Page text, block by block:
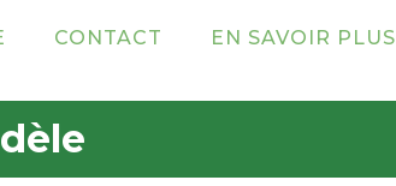
CONTACT EN SAVOIR PLUS